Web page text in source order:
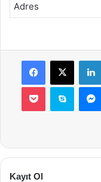
Adres
Facebook
X
Pocket Skype
Kayıt Ol